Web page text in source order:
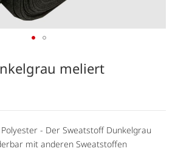
meliert
- Der Sweatstoff Dunkelgrau
mit anderen Sweatstoffen